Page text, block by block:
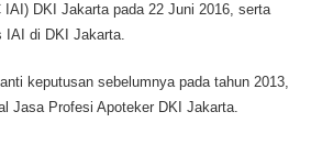
IAI) DKI Jakarta pada 22 Juni 2016, serta
IAI di DKI Jakarta.
keputusan sebelumnya pada tahun 2013,
Jasa Profesi Apoteker DKI Jakarta.